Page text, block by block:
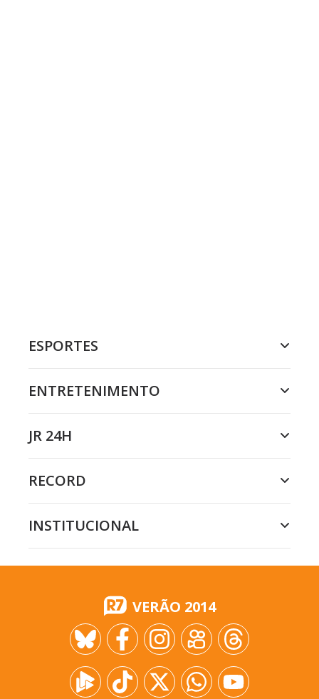
ESPORTES
ENTRETENIMENTO
JR 24H
RECORD
INSTITUCIONAL
VERÃO 2014